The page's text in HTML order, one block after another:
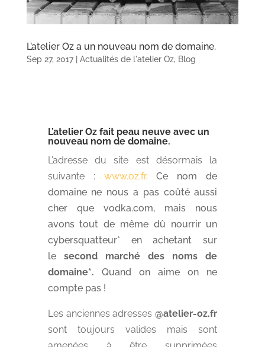
L’atelier Oz a un nouveau nom de domaine.
Sep 27, 2017| Actualités de l'atelier Oz, Blog
L’atelier Oz fait peau neuve avec un
nouveau nom de domaine.
L’adresse du site est désormais la
suivante : www.oz.fr.Ce nom de
domaine ne nous a pas coûté aussi
cher que vodka.com, mais nous
avons tout de même dû nourrir un
cybersquatteur* en achetant sur
le second marché des noms de
domaine*. Quand on aime on ne
compte pas !
Les anciennes adresses@atelier-oz.fr
sont toujours valides mais sont